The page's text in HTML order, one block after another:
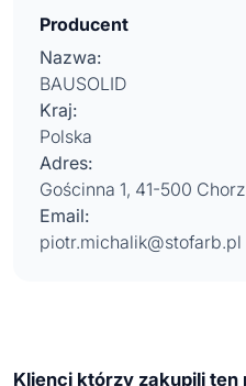
Producent
Nazwa:
BAUSOLID
Kraj:
Polska
Adres:
Gościnna 1, 41-500
Email:
piotr.michalik@stofarb.pl
Klienci którzy zakupili